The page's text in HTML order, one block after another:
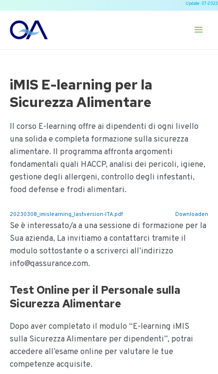
Update: 07-2022
naar
iMIS E-learning per la
Sicurezza Alimentare
Il corso E-learning offre ai dipendenti di ogni livello
una solida e completa formazione sulla sicurezza
alimentare. Il programma affronta argomenti
fondamentali quali HACCP, analisi dei pericoli, igiene,
gestione degli allergeni, controllo degli infestanti,
food defense e frodi alimentari.
20230308_imislearning_lastversion-ITA.pdf Downloaden
Se è interessato/a a una sessione di formazione per la
Sua azienda, La invitiamo a contattarci tramite il
modulo sottostante o a scriverci all’indirizzo
info@qassurance.com.
Test Online per il Personale sulla
Sicurezza Alimentare
Dopo aver completato il modulo “E-learning iMIS
sulla Sicurezza Alimentare per dipendenti”, potrai
accedere all’esame online per valutare le tue
competenze acquisite.